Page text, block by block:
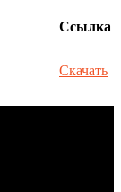
Ссылка
Скачать